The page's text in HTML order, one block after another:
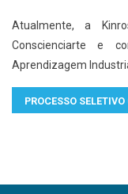
Atualmente, a
Conscienciarte e
Aprendizagem
PROCESSO